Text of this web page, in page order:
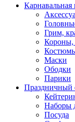
Карнавальная
Грим,
Короны,
Маски
Ободки
Парики
Праздничный
Наборы
Посуда